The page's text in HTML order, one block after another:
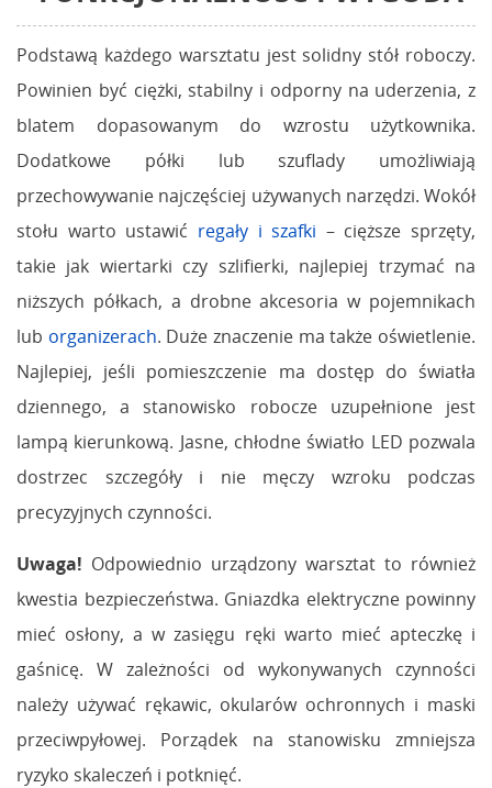
Podstawą każdego warsztatu jest solidny stół roboczy.
Powinien być ciężki, stabilny i odporny na uderzenia, z
blatem dopasowanym do wzrostu użytkownika.
Dodatkowe półki lub szuflady umożliwiają
przechowywanie najczęściej używanych narzędzi. Wokół
stołu warto ustawić regały i szafki – cięższe sprzęty,
takie jak wiertarki czy szlifierki, najlepiej trzymać na
niższych półkach, a drobne akcesoria w pojemnikach
lub organizerach. Duże znaczenie ma także oświetlenie.
Najlepiej, jeśli pomieszczenie ma dostęp do światła
dziennego, a stanowisko robocze uzupełnione jest
lampą kierunkową. Jasne, chłodne światło LED pozwala
dostrzec szczegóły i nie męczy wzroku podczas
precyzyjnych czynności.
Uwaga! Odpowiednio urządzony warsztat to również
kwestia bezpieczeństwa. Gniazdka elektryczne powinny
mieć osłony, a w zasięgu ręki warto mieć apteczkę i
gaśnicę. W zależności od wykonywanych czynności
należy używać rękawic, okularów ochronnych i maski
przeciwpyłowej. Porządek na stanowisku zmniejsza
ryzyko skaleczeń i potknięć.